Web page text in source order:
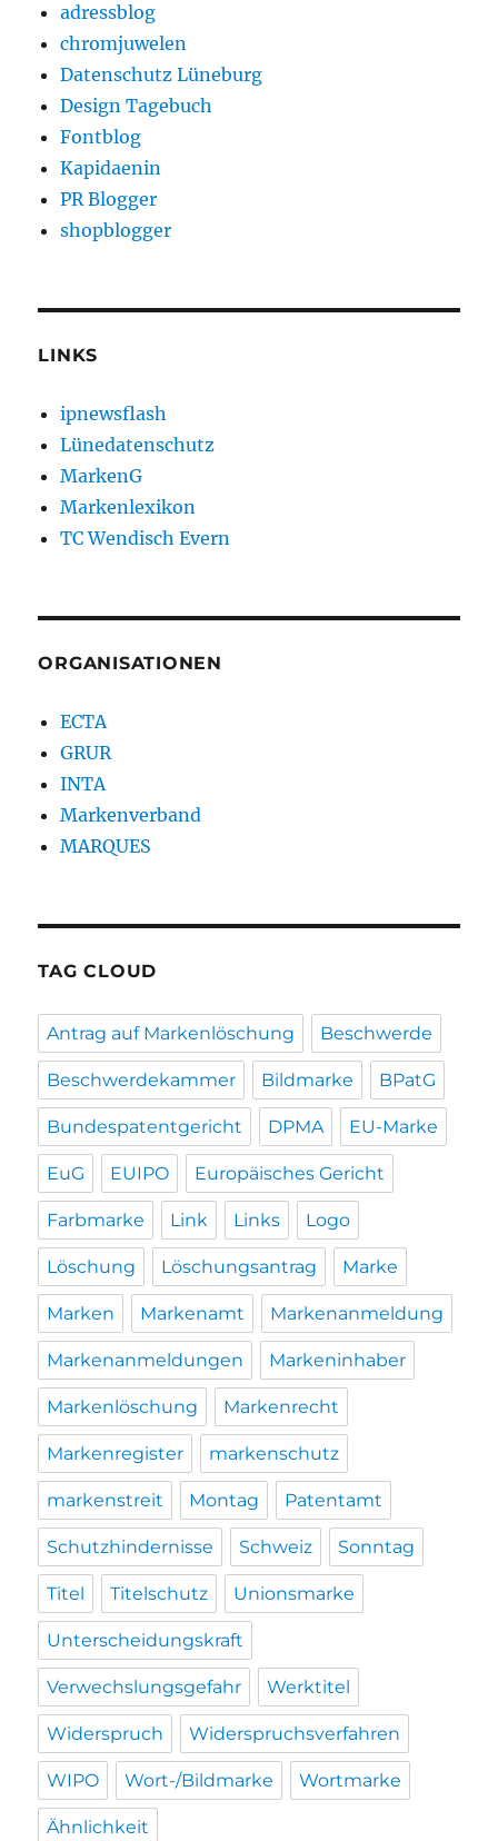
adressblog
chromjuwelen
Datenschutz Lüneburg
Design Tagebuch
Fontblog
Kapidaenin
PR Blogger
shopblogger
LINKS
ipnewsflash
Lünedatenschutz
MarkenG
Markenlexikon
TC Wendisch Evern
ORGANISATIONEN
ECTA
GRUR
INTA
Markenverband
MARQUES
TAG CLOUD
Antrag auf Markenlöschung Beschwerde
Beschwerdekammer Bildmarke BPatG
Bundespatentgericht DPMA EU-Marke
EuG EUIPO Europäisches Gericht
Farbmarke Link Links Logo
Löschung Löschungsantrag Marke
Marken Markenamt Markenanmeldung
Markenanmeldungen Markeninhaber
Markenlöschung Markenrecht
Markenregister markenschutz
markenstreit Montag Patentamt
Schutzhindernisse Schweiz Sonntag
Titel Titelschutz Unionsmarke
Unterscheidungskraft
Verwechslungsgefahr Werktitel
Widerspruch Widerspruchsverfahren
WIPO Wort-/Bildmarke Wortmarke
Ähnlichkeit